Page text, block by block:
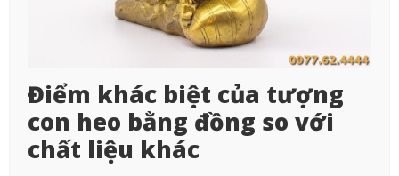
Điểm khác biệt của tượng
con heo bằng đồng so với
chất liệu khác